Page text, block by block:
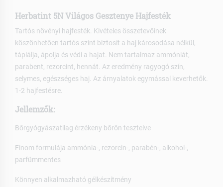
Herbatint 5N Világos Gesztenye Hajfesték
Tartós növényi hajfesték. Kivételes összetevőinek
köszönhetően tartós színt biztosít a haj károsodása nélkül,
táplálja, ápolja és védi a hajat. Nem tartalmaz ammóniát,
parabent, rezorcint, hennát. Az eredmény ragyogó szín,
selymes, egészséges haj. Az árnyalatok egymással keverhetők.
1-2 hajfestésre.
Jellemzők:
Bőrgyógyászatilag érzékeny bőrön tesztelve
Finom formulája ammónia-, rezorcin-, parabén-, alkohol-,
parfümmentes
Könnyen alkalmazható gélkészítmény